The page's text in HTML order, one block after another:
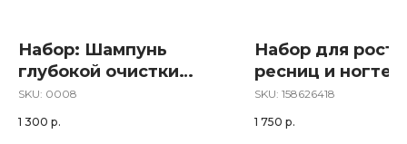
Набор: Шампунь
глубокой очистки
SCICOSMO (2 штуки)
SKU: 0008
1 300 р.
Набор для роста
ресниц и ногтей
биоактивным
кремнием
SKU: 158626418
1 750 р.